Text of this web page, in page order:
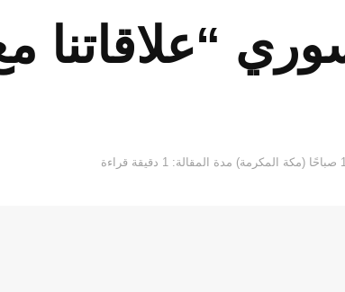
“علاقاتنا
مدة المقالة: 1 دقيقة قراءة